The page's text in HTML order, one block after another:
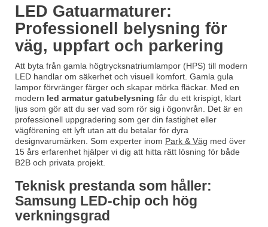
LED Gatuarmaturer:
Professionell belysning för
väg, uppfart och parkering
Att byta från gamla högtrycksnatriumlampor (HPS) till modern
LED handlar om säkerhet och visuell komfort. Gamla gula
lampor förvränger färger och skapar mörka fläckar. Med en
modern led armatur gatubelysning får du ett krispigt, klart
ljus som gör att du ser vad som rör sig i ögonvrån. Det är en
professionell uppgradering som ger din fastighet eller
vägförening ett lyft utan att du betalar för dyra
designvarumärken. Som experter inom Park & Väg med över
15 års erfarenhet hjälper vi dig att hitta rätt lösning för både
B2B och privata projekt.
Teknisk prestanda som håller:
Samsung LED-chip och hög
verkningsgrad